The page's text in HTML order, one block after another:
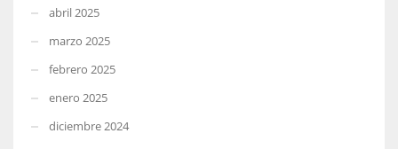
abril 2025
marzo 2025
febrero 2025
enero 2025
diciembre 2024